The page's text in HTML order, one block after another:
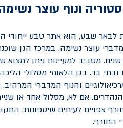
ונוף עוצר
הממוקם כ-60 ק"מ דרומית לבאר שבע, הוא אתר
עוצר נשימה. במרכז הגן
מסביב למעיינות ניתן למצוא
ובתי בד. בגן הלאומי מסלולי
והנוף המדברי
אם לא, מסלול אחד או
צפויים לעיתים שיטפונות.
החורף.